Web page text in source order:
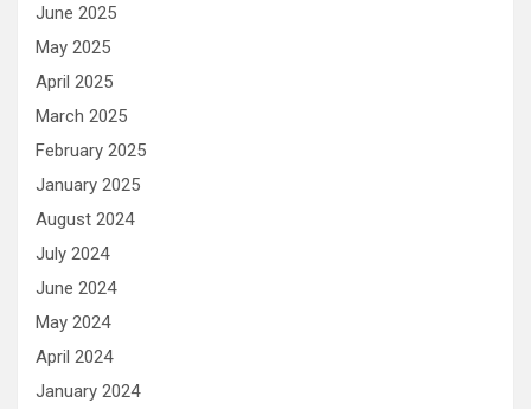
June 2025
May 2025
April 2025
March 2025
February 2025
January 2025
August 2024
July 2024
June 2024
May 2024
April 2024
January 2024